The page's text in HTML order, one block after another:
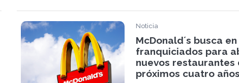
busca nuevos franquiciados
unirse a su red.
Noticia
McDonald´s busca
franquiciados para
nuevos restaurantes
próximos cuatro años